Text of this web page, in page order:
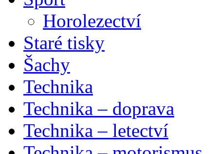
Horolezectví
Staré tisky
Šachy
Technika
Technika – doprava
Technika – letectví